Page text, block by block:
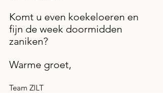
Komt u even koekeloeren en
fijn de week doormidden
zaniken?
Warme groet,
Team ZILT